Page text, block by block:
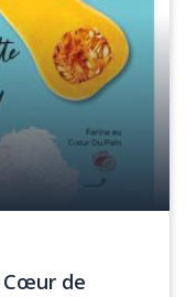
Cœur de